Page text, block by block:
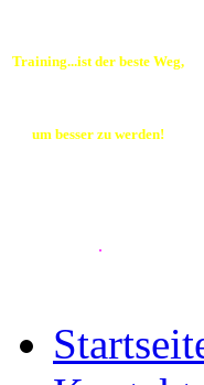
Training...ist der beste Weg,
um besser zu werden!
.